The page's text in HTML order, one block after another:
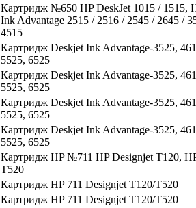
Картридж №650 HP DeskJet 1015 / 1515,
Ink Advantage 2515 / 2516 / 2545 / 2645 /
4515
Картридж Deskjet Ink Advantage-3525,
5525, 6525
Картридж Deskjet Ink Advantage-3525,
5525, 6525
Картридж Deskjet Ink Advantage-3525,
5525, 6525
Картридж Deskjet Ink Advantage-3525,
5525, 6525
Картридж HP №711 HP Designjet T120,
T520
Картридж HP 711 Designjet T120/T520
Картридж HP 711 Designjet T120/T520